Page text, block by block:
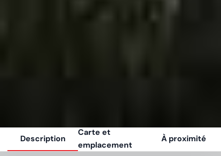
Description
Carte et
emplacement
À proximité